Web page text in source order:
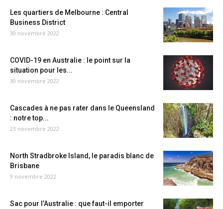
Les quartiers de Melbourne : Central
Business District
30 novembre 2022
COVID-19 en Australie : le point sur la
situation pour les...
30 novembre 2022
Cascades à ne pas rater dans le Queensland
: notre top...
23 novembre 2022
North Stradbroke Island, le paradis blanc de
Brisbane
9 novembre 2022
Sac pour l’Australie : que faut-il emporter